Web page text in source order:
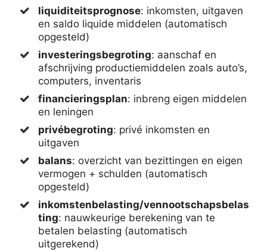
liquiditeitsprognose: inkomsten, uitgaven
en saldo liquide middelen (automatisch
opgesteld)
investeringsbegroting: aanschaf en
afschrijving productiemiddelen zoals auto’s,
computers, inventaris
financieringsplan: inbreng eigen middelen
en leningen
privébegroting: privé inkomsten en
uitgaven
balans: overzicht van bezittingen en eigen
vermogen + schulden (automatisch
opgesteld)
inkomstenbelasting/vennootschapsbelas
ting: nauwkeurige berekening van te
betalen belasting (automatisch
uitgerekend)